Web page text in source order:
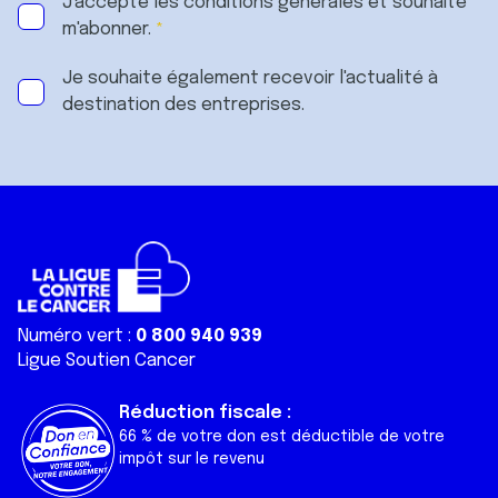
m'abonner.
Je souhaite également recevoir l'actualité à
destination des entreprises.
Numéro vert : 0 800 940 939
Ligue Soutien Cancer
Réduction fiscale :
66 % de votre don est déductible de votre
impôt sur le revenu